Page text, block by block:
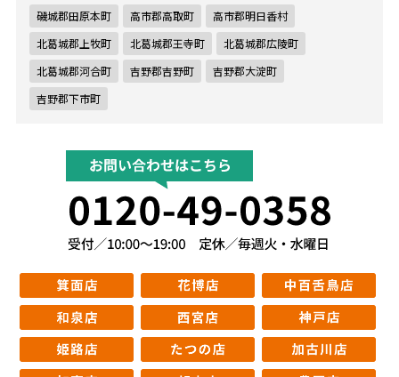
磯城郡田原本町
高市郡高取町
高市郡明日香村
北葛城郡上牧町
北葛城郡王寺町
北葛城郡広陵町
北葛城郡河合町
吉野郡吉野町
吉野郡大淀町
吉野郡下市町